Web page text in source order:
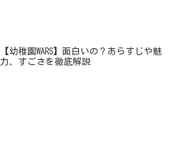
【幼稚園WARS】面白いの？あらすじや魅
力、すごさを徹底解説